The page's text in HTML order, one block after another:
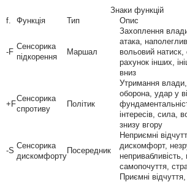
Знаки функцій
f.
Функція Тип Опис
-F
Сенсорика
підкорення
Маршал
Захоплення
атака,
вольовий
рахунок інших,
вниз
+F
Сенсорика
спротиву
Політик
Утримання влади,
оборона, удар у
інтересів, сила,
знизу вгору
-S
Сенсорика
дискомфорту
Посередник
Неприємні
дискомфорт,
самопочуття,
Приємні